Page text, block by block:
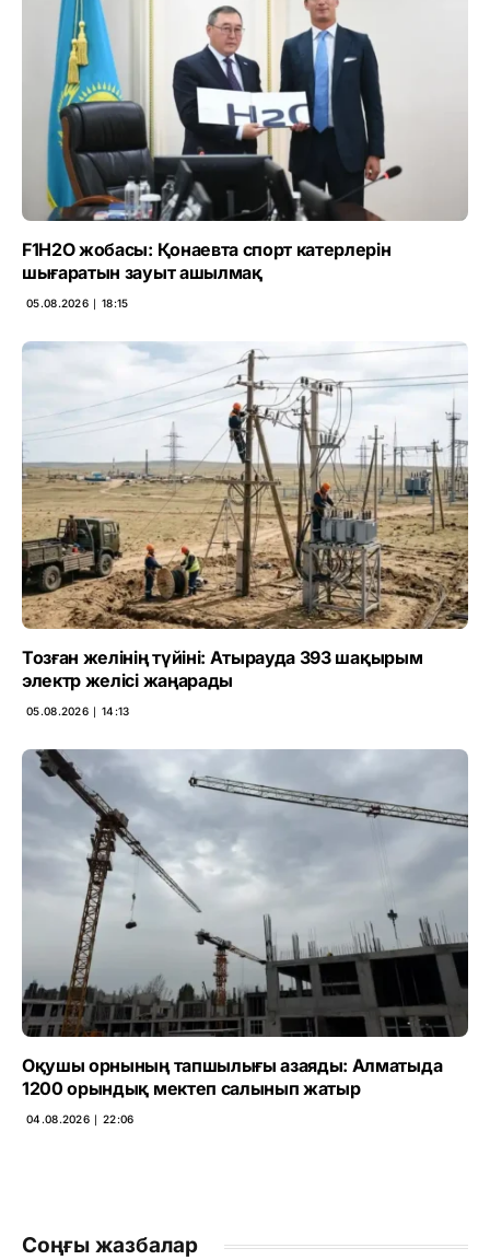
F1H2O жобасы: Қонаевта спорт катерлерін
шығаратын зауыт ашылмақ
05.08.2026 ∣ 18:15
Тозған желінің түйіні: Атырауда 393 шақырым
электр желісі жаңарады
05.08.2026 ∣ 14:13
Оқушы орнының тапшылығы азаяды: Алматыда
1200 орындық мектеп салынып жатыр
04.08.2026 ∣ 22:06
Соңғы жазбалар